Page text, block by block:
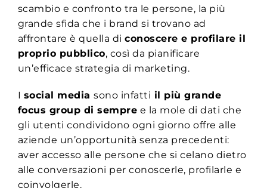
scambio e confronto tra le persone, la più
grande sfida che i brand si trovano ad
affrontare è quella diconoscere e profilare il
proprio pubblico, così da pianificare
un’efficace strategia di marketing.
I social mediasono infatti il più grande
focus group di sempre e la mole di dati che
gli utenti condividono ogni giorno offre alle
aziende un’opportunità senza precedenti:
aver accesso alle persone che si celano dietro
alle conversazioni per conoscerle, profilarle e
coinvolgerle.